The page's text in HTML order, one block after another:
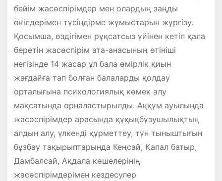
бейім жасөспірімдер мен олардың заңды
өкілдерімен түсіндірме жұмыстарын жүргізу.
Қосымша, өздігімен рұқсатсыз үйінен кетіп қала
беретін жасөспірім ата-анасының өтініші
негізінде 14 жасар ұл бала өмірлік қиын
жағдайға тап болған балаларды қолдау
орталығына психологиялық көмек алу
мақсатында орналастырылды. Аққұм ауылында
жасөспірімдер арасында құқықбұзушылықтың
алдын алу, үлкенді құрметтеу, түн тыныштығын
бұзбау тақырыптарында Кеңсай, Қапал батыр,
Дамбалсай, Ақдала көшелерінің
жасөспірімдерімен кездесулер